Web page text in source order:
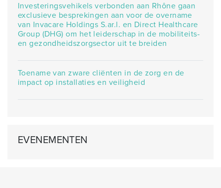
Investeringsvehikels verbonden aan Rhône gaan
exclusieve besprekingen aan voor de overname
van Invacare Holdings S.ar.l. en Direct Healthcare
Group (DHG) om het leiderschap in de mobiliteits-
en gezondheidszorgsector uit te breiden
Toename van zware cliënten in de zorg en de
impact op installaties en veiligheid
EVENEMENTEN